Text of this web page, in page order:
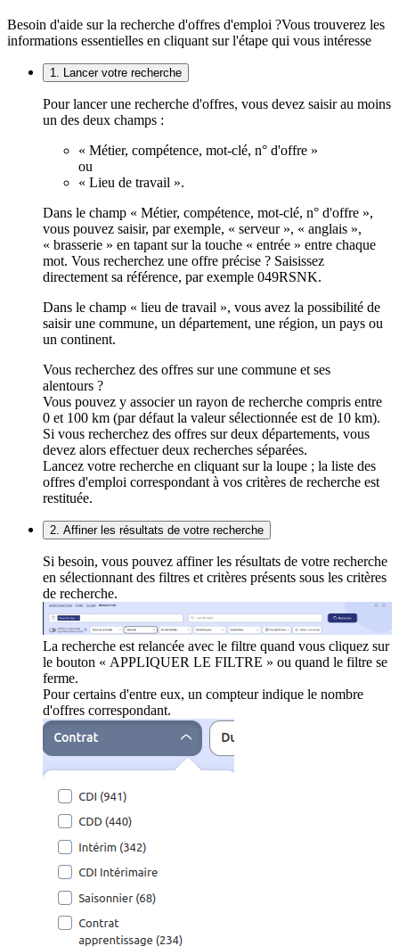
Besoin d'aide sur la recherche d'offres d'emploi ?Vous trouverez les
informations essentielles en cliquant sur l'étape qui vous intéresse
1. Lancer votre recherche
Pour lancer une recherche d'offres, vous devez saisir au moins
un des deux champs :
« Métier, compétence, mot-clé, n° d'offre »
ou
« Lieu de travail ».
Dans le champ « Métier, compétence, mot-clé, n° d'offre »,
vous pouvez saisir, par exemple, « serveur », « anglais »,
« brasserie » en tapant sur la touche « entrée » entre chaque
mot. Vous recherchez une offre précise ? Saisissez
directement sa référence, par exemple 049RSNK.
Dans le champ « lieu de travail », vous avez la possibilité de
saisir une commune, un département, une région, un pays ou
un continent.
Vous recherchez des offres sur une commune et ses
alentours ?
Vous pouvez y associer un rayon de recherche compris entre
0 et 100 km (par défaut la valeur sélectionnée est de 10 km).
Si vous recherchez des offres sur deux départements, vous
devez alors effectuer deux recherches séparées.
Lancez votre recherche en cliquant sur la loupe ; la liste des
offres d'emploi correspondant à vos critères de recherche est
restituée.
2. Affiner les résultats de votre recherche
Si besoin, vous pouvez affiner les résultats de votre recherche
en sélectionnant des filtres et critères présents sous les critères
de recherche.
La recherche est relancée avec le filtre quand vous cliquez sur
le bouton « APPLIQUER LE FILTRE » ou quand le filtre se
ferme.
Pour certains d'entre eux, un compteur indique le nombre
d'offres correspondant.